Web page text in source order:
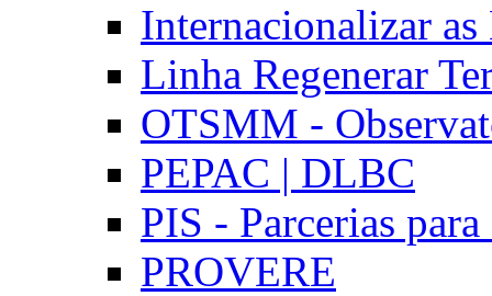
Internacionalizar
Linha Regenerar
OTSMM -
PEPAC | DLBC
PIS - Parcerias
PROVERE